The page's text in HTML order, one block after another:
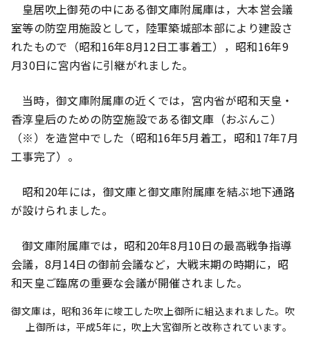
皇居吹上御苑の中にある御文庫附属庫は，大本営会議
室等の防空用施設として，陸軍築城部本部により建設さ
れたもので（昭和16年8月12日工事着工），昭和16年9
月30日に宮内省に引継がれました。
当時，御文庫附属庫の近くでは，宮内省が昭和天皇・
香淳皇后のための防空施設である御文庫（おぶんこ）
（※）を造営中でした（昭和16年5月着工，昭和17年7月
工事完了）。
昭和20年には，御文庫と御文庫附属庫を結ぶ地下通路
が設けられました。
御文庫附属庫では，昭和20年8月10日の最高戦争指導
会議，8月14日の御前会議など，大戦末期の時期に，昭
和天皇ご臨席の重要な会議が開催されました。
御文庫は，昭和36年に竣工した吹上御所に組込まれました。吹
上御所は，平成5年に，吹上大宮御所と改称されています。